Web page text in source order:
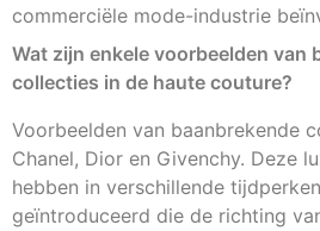
commerciële mode-industrie
Wat zijn enkele voorbeelden van
collecties in de haute couture?
Voorbeelden van baanbrekende
Chanel, Dior en Givenchy. Deze
hebben in verschillende
geïntroduceerd die de richting